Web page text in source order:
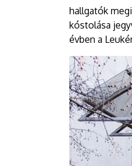
hallgatók
kóstolása
évben a